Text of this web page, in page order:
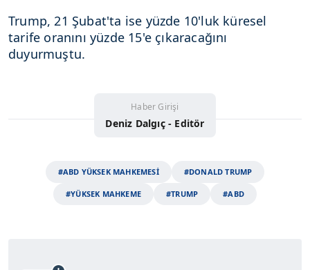
Trump, 21 Şubat'ta ise yüzde 10'luk küresel
tarife oranını yüzde 15'e çıkaracağını
duyurmuştu.
Haber Girişi
Deniz Dalgıç - Editör
#ABD YÜKSEK MAHKEMESİ #DONALD TRUMP
#YÜKSEK MAHKEME #TRUMP #ABD